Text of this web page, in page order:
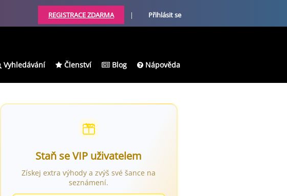
REGISTRACE ZDARMA | Přihlásit se
Vyhledávání Členství Blog Nápověda
Staň se VIP uživatelem
Získej extra výhody a zvýš své šance na
seznámení.